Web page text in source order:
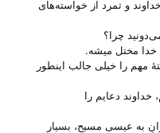
و تمرد از خواسته‌های
چرا؟
خدا مختل میشه.
مزمورِ ۶۶آیهٔ ۱۸این نکتهٔ مهم را خیلی جالب اینطور
خداوند دعایم را
به عیسی مسیح، بسیار